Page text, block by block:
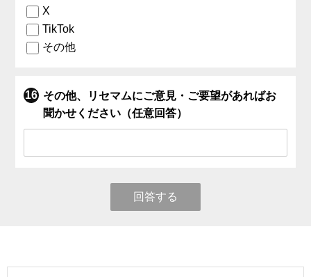
X
TikTok
その他
その他、リセマムにご意見・ご要望があればお
聞かせください（任意回答）
回答する